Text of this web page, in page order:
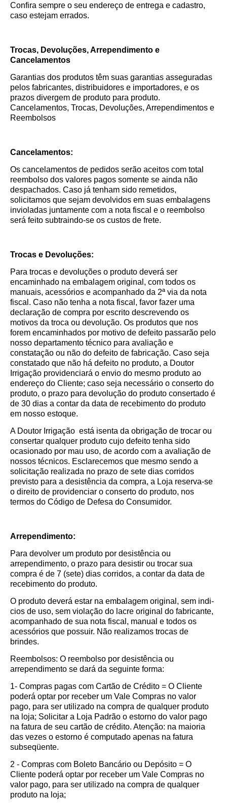
Confira sempre o seu endereço de entrega e cadastro,
caso estejam errados.
Trocas, Devoluções, Arrependimento e
Cancelamentos
Garantias dos produtos têm suas garantias asseguradas
pelos fabricantes, distribuidores e importadores, e os
prazos divergem de produto para produto.
Cancelamentos, Trocas, Devoluções, Arrependimentos e
Reembolsos
Cancelamentos:
Os cancelamentos de pedidos serão aceitos com total
reembolso dos valores pagos somente se ainda não
despachados. Caso já tenham sido remetidos,
solicitamos que sejam devolvidos em suas embalagens
invioladas juntamente com a nota fiscal e o reembolso
será feito subtraindo-se os custos de frete.
Trocas e Devoluções:
Para trocas e devoluções o produto deverá ser
encaminhado na embalagem original, com todos os
manuais, acessórios e acompanhado da 2ª via da nota
fiscal. Caso não tenha a nota fiscal, favor fazer uma
declaração de compra por escrito descrevendo os
motivos da troca ou devolução. Os produtos que nos
forem encaminhados por motivo de defeito passarão pelo
nosso departamento técnico para avaliação e
constatação ou não do defeito de fabricação. Caso seja
constatado que não há defeito no produto, a Doutor
Irrigação providenciará o envio do mesmo produto ao
endereço do Cliente; caso seja necessário o conserto do
produto, o prazo para devolução do produto consertado é
de 30 dias a contar da data de recebimento do produto
em nosso estoque.
A Doutor Irrigação está isenta da obrigação de trocar ou
consertar qualquer produto cujo defeito tenha sido
ocasionado por mau uso, de acordo com a avaliação de
nossos técnicos. Esclarecemos que mesmo sendo a
solicitação realizada no prazo de sete dias corridos
previsto para a desistência da compra, a Loja reserva-se
o direito de providenciar o conserto do produto, nos
termos do Código de Defesa do Consumidor.
Arrependimento:
Para devolver um produto por desistência ou
arrependimento, o prazo para desistir ou trocar sua
compra é de 7 (sete) dias corridos, a contar da data de
recebimento do produto.
O produto deverá estar na embalagem original, sem indi­
cios de uso, sem violação do lacre original do fabricante,
acompanhado de sua nota fiscal, manual e todos os
acessórios que possuir. Não realizamos trocas de
brindes.
Reembolsos: O reembolso por desistência ou
arrependimento se dará da seguinte forma:
1- Compras pagas com Cartão de Crédito = O Cliente
poderá optar por receber um Vale Compras no valor
pago, para ser utilizado na compra de qualquer produto
na loja; Solicitar a Loja Padrão o estorno do valor pago
na fatura de seu cartão de crédito. Atenção: na maioria
das vezes o estorno é computado apenas na fatura
subseqüente.
2 - Compras com Boleto Bancário ou Depósito = O
Cliente poderá optar por receber um Vale Compras no
valor pago, para ser utilizado na compra de qualquer
produto na loja;